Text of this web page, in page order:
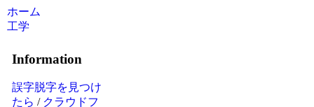
ホーム
工学
Information
誤字脱字を見つけ
たら / クラウドフ